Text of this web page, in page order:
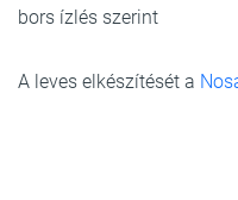
bors ízlés szerint
A leves elkészítését a